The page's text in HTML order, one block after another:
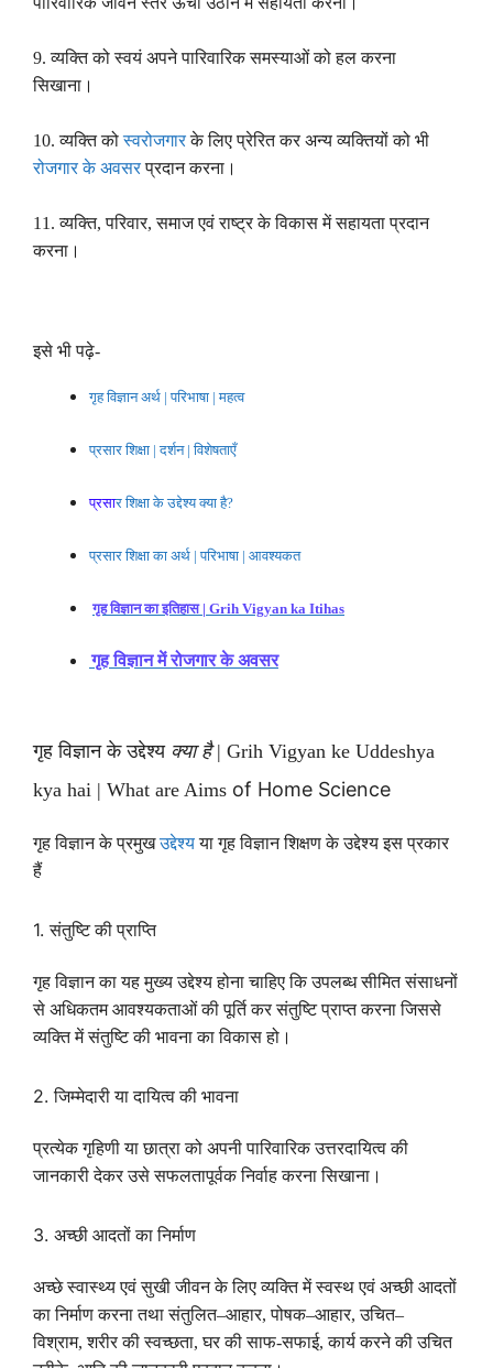
9.व्यक्ति को स्वयं अपने पारिवारिक समस्याओं को हल करना
सिखाना।
10.व्यक्ति कोस्वरोजगारके लिए प्रेरित कर अन्य व्यक्तियों को भी
रोजगार के अवसरप्रदान करना।
11.व्यक्ति,परिवार,समाज एवं राष्ट्र के विकास में सहायता प्रदान
करना।
इसे भी पढ़े-
गृह विज्ञान अर्थ |परिभाषा |महत्व
प्रसार शिक्षा |दर्शन |विशेषताएँ
प्रसार शिक्षा के उद्देश्य क्या है?
प्रसार शिक्षा का अर्थ |परिभाषा | आवश्यकत
गृह विज्ञान का इतिहास| Grih Vigyan ka Itihas
गृह विज्ञान में रोजगार के अवसर
गृह विज्ञान के उद्देश्य क्या है| Grih Vigyan ke Uddeshya
kya hai | What are Aims of Home Science
गृह विज्ञान के प्रमुखउद्देश्यया गृह विज्ञान शिक्षण केउद्देश्यइस प्रकार
हैं
1.संतुष्टि की प्राप्ति
गृह विज्ञान का यह मुख्य उद्देश्य होना चाहिए कि उपलब्ध सीमित संसाधनों
से अधिकतम आवश्यकताओं की पूर्ति कर संतुष्टि प्राप्त करना जिससे
व्यक्ति में संतुष्टि की भावना का विकास हो।
2.जिम्मेदारी या दायित्व की भावना
प्रत्येक गृहिणी या छात्रा को अपनी पारिवारिक उत्तरदायित्व की
जानकारी देकर उसे सफलतापूर्वक निर्वाह करना सिखाना।
3. अच्छी आदतों का निर्माण
अच्छे स्वास्थ्य एवं सुखी जीवन के लिए व्यक्ति में स्वस्थ एवं अच्छी आदतों
का निर्माण करना तथा संतुलित–आहार,पोषक–आहार,उचित–
विश्राम,शरीर की स्वच्छता,घर की साफ-सफाई,कार्य करने की उचित